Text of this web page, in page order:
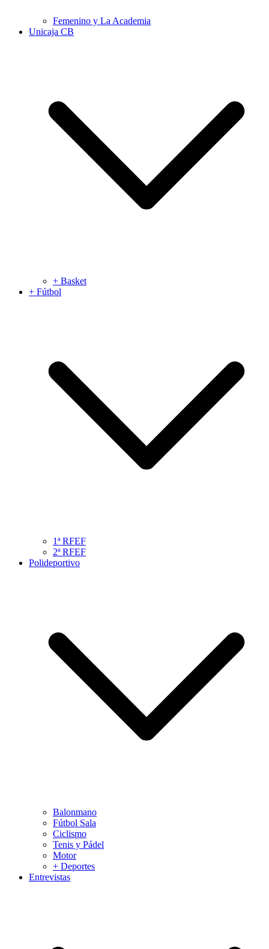
Femenino y La Academia
Unicaja CB
+ Basket
+ Fútbol
1ª RFEF
2ª RFEF
Polideportivo
Balonmano
Fútbol Sala
Ciclismo
Tenis y Pádel
Motor
+ Deportes
Entrevistas